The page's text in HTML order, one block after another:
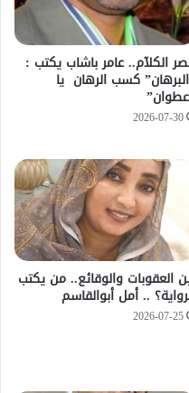
الكلآم.. عامر باشاب يكتب :
كسب الرهان يا
2026-07-30
العقوبات والوقائع.. من يكتب
.. أمل أبوالقاسم
2026-07-25